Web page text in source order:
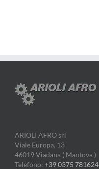
ARIOLI AFRO srl
Viale Europa, 13
46019 Viadana ( Mantova )
Telefono: +39 0375 781624